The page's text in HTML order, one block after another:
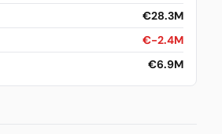
€28.3M
€-2.4M
€6.9M